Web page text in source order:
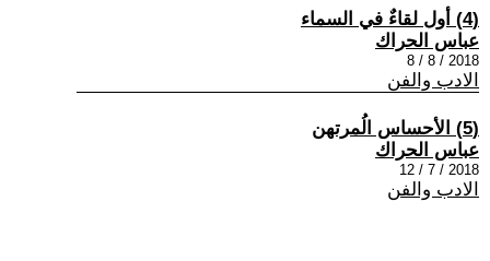
(4) أول لقاءٌ في السماء
عباس الحراك
2018 / 8 / 8
الادب والفن
(5) الأحساس الُمرتهن
عباس الحراك
2018 / 7 / 12
الادب والفن